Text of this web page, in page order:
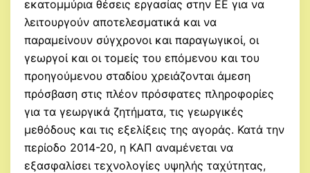
εκατομμύρια θέσεις εργασίας στην ΕΕ για να
λειτουργούν αποτελεσματικά και να
παραμείνουν σύγχρονοι και παραγωγικοί, οι
γεωργοί και οι τομείς του επόμενου και του
προηγούμενου σταδίου χρειάζονται άμεση
πρόσβαση στις πλέον πρόσφατες πληροφορίες
για τα γεωργικά ζητήματα, τις γεωργικές
μεθόδους και τις εξελίξεις της αγοράς. Κατά την
περίοδο 2014-20, η ΚΑΠ αναμένεται να
εξασφαλίσει τεχνολογίες υψηλής ταχύτητας,